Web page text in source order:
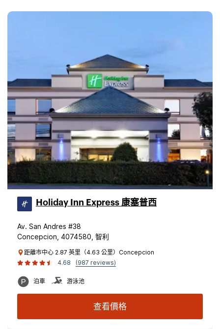
Holiday Inn Express 康塞普西
Av. San Andres #38
Concepcion, 4074580, 智利
距離市中心 2.87 英里（4.63 公里）Concepcion
4.68
(987 reviews)
泊車 游泳池
查看價格